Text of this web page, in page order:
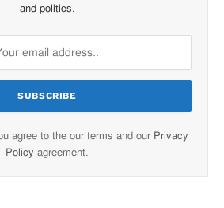
and politics.
agree to the our terms and our Privacy
Policy agreement.